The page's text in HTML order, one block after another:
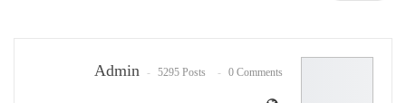
Admin 5295 Posts 0 Comments